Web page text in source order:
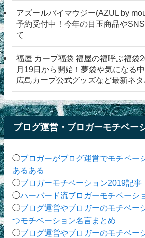
アズールバイマウジー(AZUL by
予約受付中！今年の目玉商品や
て
福屋 カープ福袋 福屋の福呼ぶ福袋
月19日から開始！夢袋や気になる中
広島カープ公式グッズなど最新ネタ
ブログ運営・ブロガーモチベー
◯ブロガーがブログ運営でモチベー
あるある
◯ブロガーモチベーション2019記事
◯ハーバード流ブロガーモチベーシ
◯ブログ運営やブロガーのモチベー
つモチベーション名言まとめ
◯ブログ運営やブロガーのモチベー